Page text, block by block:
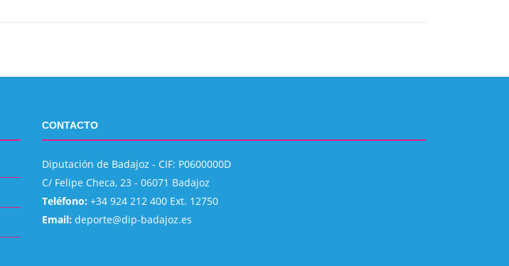
CONTACTO
Diputación de Badajoz - CIF: P0600000D
C/ Felipe Checa, 23 - 06071 Badajoz
Teléfono: +34 924 212 400 Ext. 12750
Email: deporte@dip-badajoz.es